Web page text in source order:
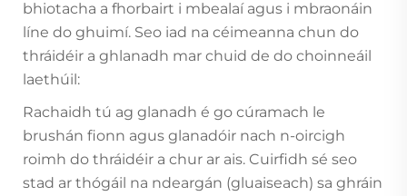
bhiotacha a fhorbairt i mbealaí agus i mbraonáin
líne do ghuimí. Seo iad na céimeanna chun do
thráidéir a ghlanadh mar chuid de do choinneáil
laethúil:
Rachaidh tú ag glanadh é go cúramach le
brushán fionn agus glanadóir nach n-oircigh
roimh do thráidéir a chur ar ais. Cuirfidh sé seo
stad ar thógáil na ndeargán (gluaiseach) sa ghráin